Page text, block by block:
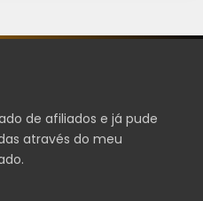
de afiliados e já pude
através do meu